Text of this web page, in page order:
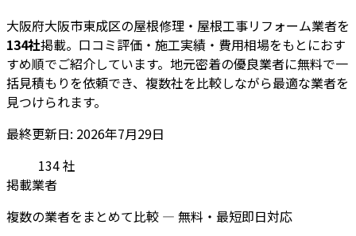
大阪府大阪市東成区の屋根修理・屋根工事リフォーム業者を
134社掲載。口コミ評価・施工実績・費用相場をもとにおす
すめ順でご紹介しています。地元密着の優良業者に無料で一
括見積もりを依頼でき、複数社を比較しながら最適な業者を
見つけられます。
最終更新日: 2026年7月29日
134社
掲載業者
複数の業者をまとめて比較 — 無料・最短即日対応